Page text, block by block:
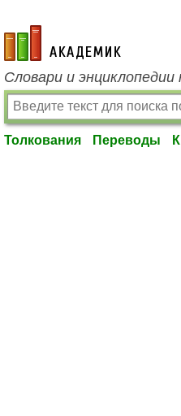
academic.ru
Словари и энциклопедии
Толкования Переводы